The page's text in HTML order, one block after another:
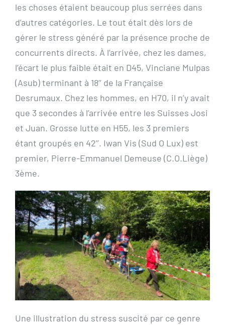
les choses étaient beaucoup plus serrées dans
d’autres catégories. Le tout était dès lors de
gérer le stress généré par la présence proche de
concurrents directs. À l’arrivée, chez les dames,
l’écart le plus faible était en D45, Vinciane Mulpas
(Asub) terminant à 18’’ de la Française
Desrumaux. Chez les hommes, en H70, il n’y avait
que 3 secondes à l’arrivée entre les Suisses Josi
et Juan. Grosse lutte en H55, les 3 premiers
étant groupés en 42’’. Iwan Vis (Sud O Lux) est
premier, Pierre-Emmanuel Demeuse (C.O.Liège)
3ème.
Une illustration du stress suscité par ce genre